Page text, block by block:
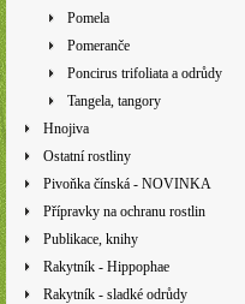
Pomela
Pomeranče
Poncirus trifoliata a odrůdy
Tangela, tangory
Hnojiva
Ostatní rostliny
Pivoňka čínská - NOVINKA
Přípravky na ochranu rostlin
Publikace, knihy
Rakytník - Hippophae
Rakytník - sladké odrůdy